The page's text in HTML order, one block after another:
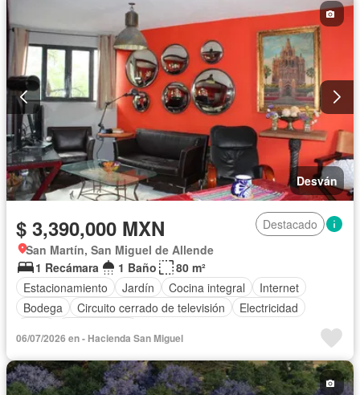
Desván
$ 3,390,000 MXN
Destacado
San Martín, San Miguel de Allende
1 Recámara
1 Baño
80 m²
Estacionamiento
Jardín Cocina integral
Internet
Bodega
Circuito cerrado de televisión
Electricidad
06/07/2026 en - Hacienda San Miguel